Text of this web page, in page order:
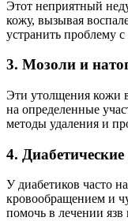
Этот неприятный
кожу, вызывая
устранить проблему
3. Мозоли и
Эти утолщения кожи
на определенные
методы удаления и
4.
У диабетиков часто
кровообращением и
помочь в лечении